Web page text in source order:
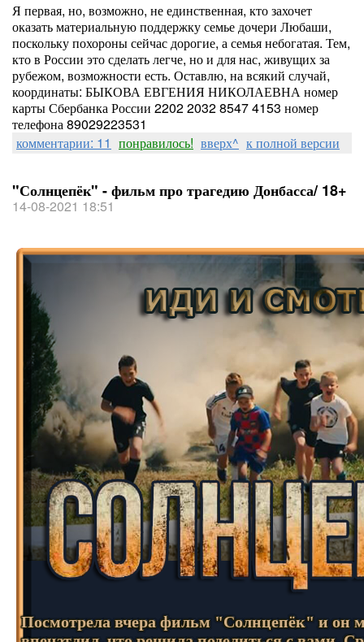
Я первая, но, возможно, не единственная, кто захочет
оказать материальную поддержку семье дочери Любаши,
поскольку похороны сейчас дорогие, а семья небогатая. Тем,
кто в России это сделать легче, но и для нас, живущих за
рубежом, возможности есть. Оставлю, на всякий случай,
координаты: БЫКОВА ЕВГЕНИЯ НИКОЛАЕВНА номер
карты Сбербанка России 2202 2032 8547 4153 номер
телефона 89029223531
комментарии: 11 понравилось! вверх^ к полной версии
"Солнцепёк" - фильм про трагедию Донбасса/ 18+
14-08-2021 18:51
Посмотрела вчера фильм "Солнцепёк" и он